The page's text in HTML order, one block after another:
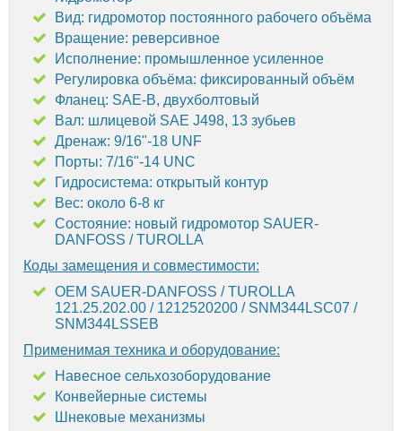
Вид: гидромотор постоянного рабочего объёма
Вращение: реверсивное
Исполнение: промышленное усиленное
Регулировка объёма: фиксированный объём
Фланец: SAE-B, двухболтовый
Вал: шлицевой SAE J498, 13 зубьев
Дренаж: 9/16"-18 UNF
Порты: 7/16"-14 UNC
Гидросистема: открытый контур
Вес: около 6-8 кг
Состояние: новый гидромотор SAUER-
DANFOSS / TUROLLA
Коды замещения и совместимости:
OEM SAUER-DANFOSS / TUROLLA
121.25.202.00 / 1212520200 / SNM344LSC07 /
SNM344LSSEB
Применимая техника и оборудование:
Навесное сельхозоборудование
Конвейерные системы
Шнековые механизмы